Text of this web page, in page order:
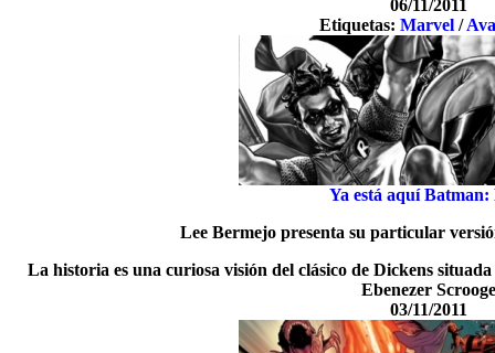
06/11/2011
Etiquetas:Marvel /
Ya está aquí Batman:
Lee Bermejo presenta su particular
La historia es una curiosa visión del clásico de Dickens
Ebenezer Scrooge
03/11/2011